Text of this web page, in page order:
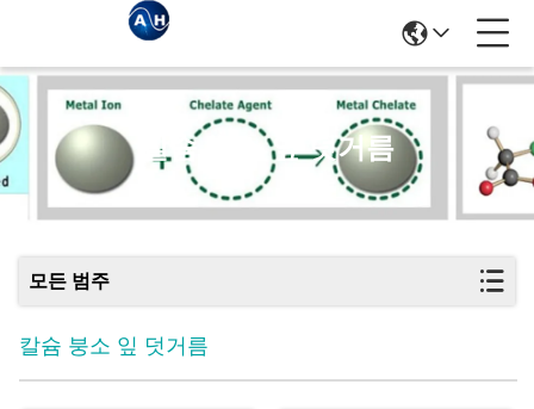
칼슘 붕소 잎 덧거름
모든 범주
칼슘 붕소 잎 덧거름